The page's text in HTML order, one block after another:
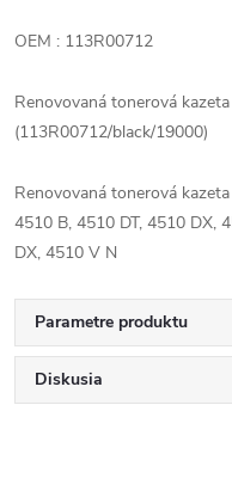
OEM : 113R00712
Renovovaná tonerová
(113R00712/black/19000)
Renovovaná tonerová
4510 B, 4510 DT, 4510 DX,
DX, 4510 V N
Parametre produktu
Diskusia